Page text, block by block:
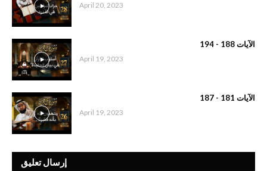
April 20, 2023
الآيات 188 - 194
April 19, 2023
الآيات 181 - 187
April 19, 2023
إرسال تعليق